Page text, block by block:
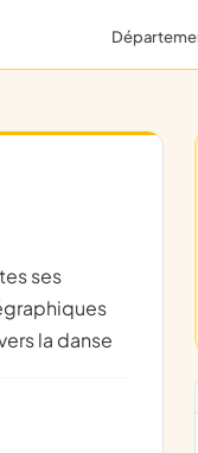
la danse